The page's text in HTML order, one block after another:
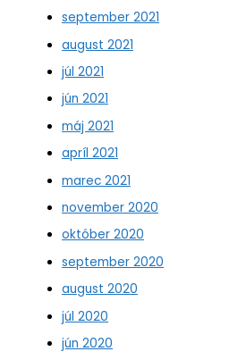
september 2021
august 2021
júl 2021
jún 2021
máj 2021
apríl 2021
marec 2021
november 2020
október 2020
september 2020
august 2020
júl 2020
jún 2020